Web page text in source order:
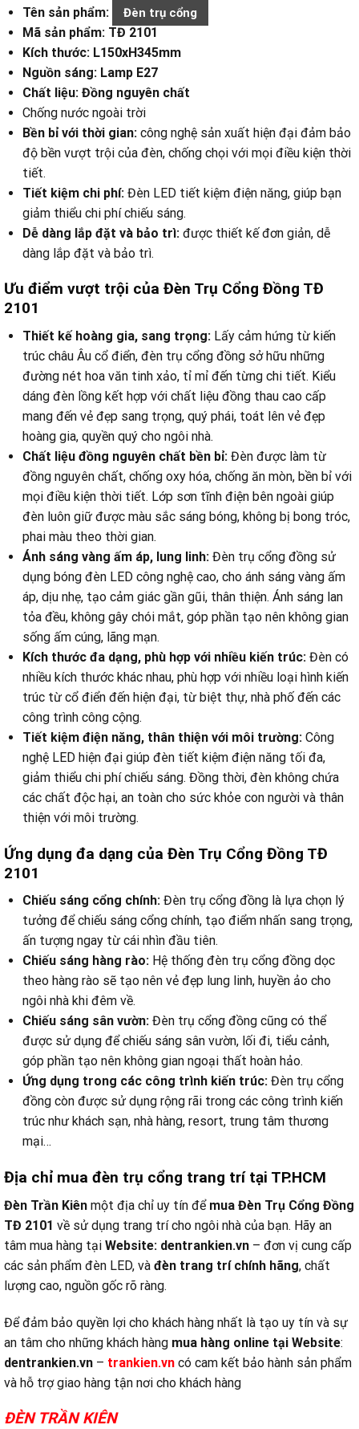
Tên sản phẩm: Đèn trụ cổng
Mã sản phẩm: TĐ 2101
Kích thước: L150xH345mm
Nguồn sáng: Lamp E27
Chất liệu: Đồng nguyên chất
Chống nước ngoài trời
Bền bỉ với thời gian: công nghệ sản xuất hiện đại đảm bảo
độ bền vượt trội của đèn, chống chọi với mọi điều kiện thời
tiết.
Tiết kiệm chi phí: Đèn LED tiết kiệm điện năng, giúp bạn
giảm thiểu chi phí chiếu sáng.
Dễ dàng lắp đặt và bảo trì: được thiết kế đơn giản, dễ
dàng lắp đặt và bảo trì.
Ưu điểm vượt trội của Đèn Trụ Cổng Đồng TĐ
2101
Thiết kế hoàng gia, sang trọng: Lấy cảm hứng từ kiến
trúc châu Âu cổ điển, đèn trụ cổng đồng sở hữu những
đường nét hoa văn tinh xảo, tỉ mỉ đến từng chi tiết. Kiểu
dáng đèn lồng kết hợp với chất liệu đồng thau cao cấp
mang đến vẻ đẹp sang trọng, quý phái, toát lên vẻ đẹp
hoàng gia, quyền quý cho ngôi nhà.
Chất liệu đồng nguyên chất bền bỉ: Đèn được làm từ
đồng nguyên chất, chống oxy hóa, chống ăn mòn, bền bỉ với
mọi điều kiện thời tiết. Lớp sơn tĩnh điện bên ngoài giúp
đèn luôn giữ được màu sắc sáng bóng, không bị bong tróc,
phai màu theo thời gian.
Ánh sáng vàng ấm áp, lung linh: Đèn trụ cổng đồng sử
dụng bóng đèn LED công nghệ cao, cho ánh sáng vàng ấm
áp, dịu nhẹ, tạo cảm giác gần gũi, thân thiện. Ánh sáng lan
tỏa đều, không gây chói mắt, góp phần tạo nên không gian
sống ấm cúng, lãng mạn.
Kích thước đa dạng, phù hợp với nhiều kiến trúc: Đèn có
nhiều kích thước khác nhau, phù hợp với nhiều loại hình kiến
trúc từ cổ điển đến hiện đại, từ biệt thự, nhà phố đến các
công trình công cộng.
Tiết kiệm điện năng, thân thiện với môi trường: Công
nghệ LED hiện đại giúp đèn tiết kiệm điện năng tối đa,
giảm thiểu chi phí chiếu sáng. Đồng thời, đèn không chứa
các chất độc hại, an toàn cho sức khỏe con người và thân
thiện với môi trường.
Ứng dụng đa dạng của Đèn Trụ Cổng Đồng TĐ
2101
Chiếu sáng cổng chính: Đèn trụ cổng đồng là lựa chọn lý
tưởng để chiếu sáng cổng chính, tạo điểm nhấn sang trọng,
ấn tượng ngay từ cái nhìn đầu tiên.
Chiếu sáng hàng rào: Hệ thống đèn trụ cổng đồng dọc
theo hàng rào sẽ tạo nên vẻ đẹp lung linh, huyền ảo cho
ngôi nhà khi đêm về.
Chiếu sáng sân vườn: Đèn trụ cổng đồng cũng có thể
được sử dụng để chiếu sáng sân vườn, lối đi, tiểu cảnh,
góp phần tạo nên không gian ngoại thất hoàn hảo.
Ứng dụng trong các công trình kiến trúc: Đèn trụ cổng
đồng còn được sử dụng rộng rãi trong các công trình kiến
trúc như khách sạn, nhà hàng, resort, trung tâm thương
mại…
Địa chỉ mua đèn trụ cổng trang trí tại TP.HCM
Đèn Trần Kiên một địa chỉ uy tín để mua Đèn Trụ Cổng Đồng
TĐ 2101 về sử dụng trang trí cho ngôi nhà của bạn. Hãy an
tâm mua hàng tại Website: dentrankien.vn – đơn vị cung cấp
các sản phẩm đèn LED, và đèn trang trí chính hãng, chất
lượng cao, nguồn gốc rõ ràng.
Để đảm bảo quyền lợi cho khách hàng nhất là tạo uy tín và sự
an tâm cho những khách hàng mua hàng online tại Website:
dentrankien.vn – trankien.vn có cam kết bảo hành sản phẩm
và hỗ trợ giao hàng tận nơi cho khách hàng
ĐÈN TRẦN KIÊN